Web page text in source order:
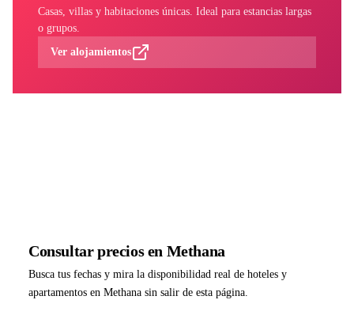
Casas, villas y habitaciones únicas. Ideal para estancias largas
o grupos.
Ver alojamientos
Consultar precios en Methana
Busca tus fechas y mira la disponibilidad real de hoteles y
apartamentos en Methana sin salir de esta página.